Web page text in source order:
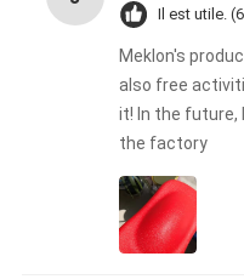
Il est utile.
Meklon's
also free
it! In the future,
the factory